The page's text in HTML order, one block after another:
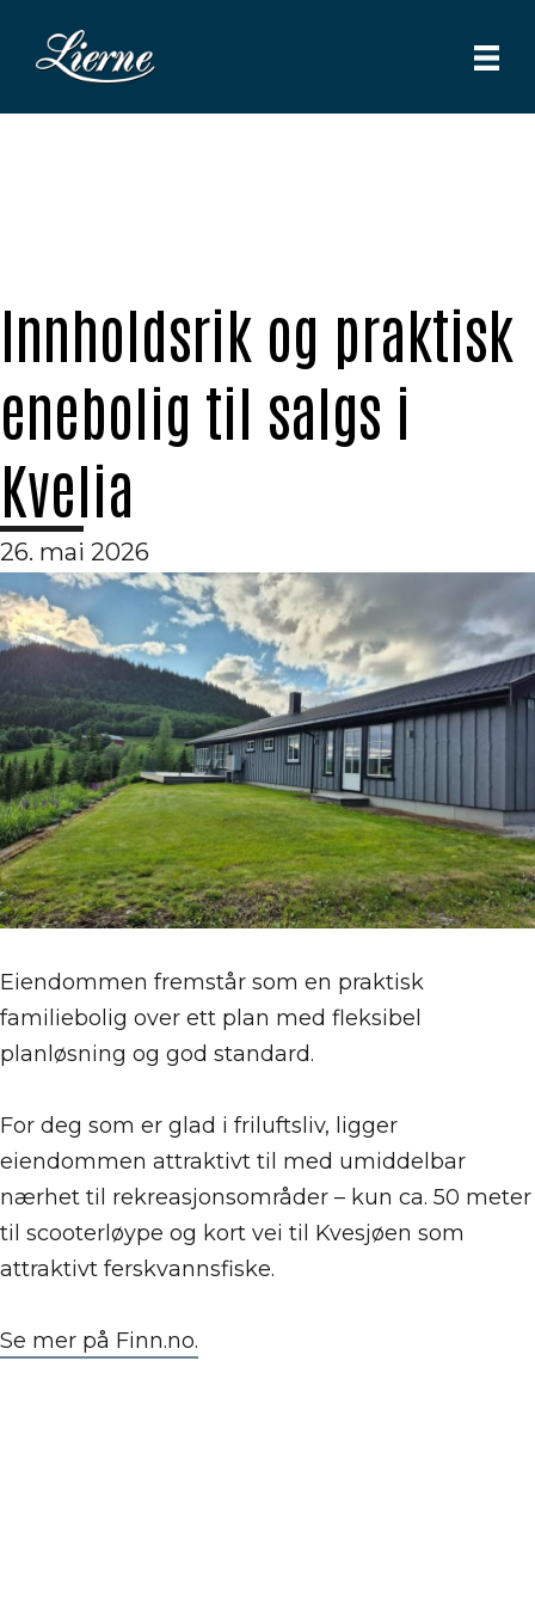
Innholdsrik og praktisk
enebolig til salgs i
Kvelia
26. mai 2026
Eiendommen fremstår som en praktisk
familiebolig over ett plan med fleksibel
planløsning og god standard.
For deg som er glad i friluftsliv, ligger
eiendommen attraktivt til med umiddelbar
nærhet til rekreasjonsområder – kun ca. 50 meter
til scooterløype og kort vei til Kvesjøen som
attraktivt ferskvannsfiske.
Se mer på Finn.no.